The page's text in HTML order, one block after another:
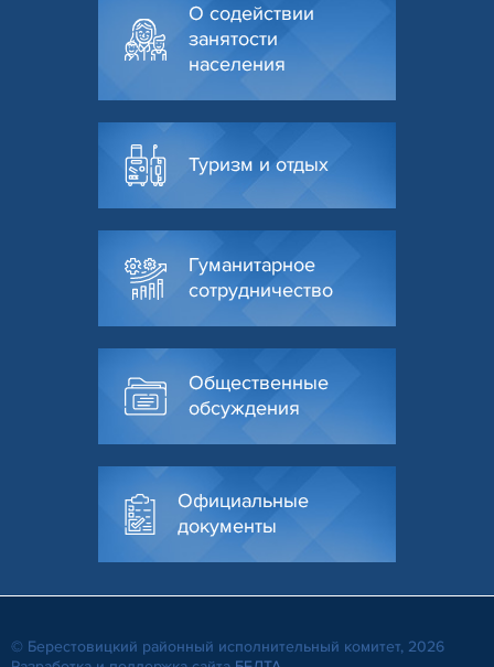
О содействии
занятости
населения
Туризм и отдых
Гуманитарное
сотрудничество
Общественные
обсуждения
Официальные
документы
© Берестовицкий районный исполнительный комитет, 2026